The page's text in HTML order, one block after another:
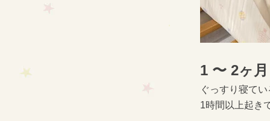
1 〜 2ヶ
ぐっすり寝て
1時間以上起き